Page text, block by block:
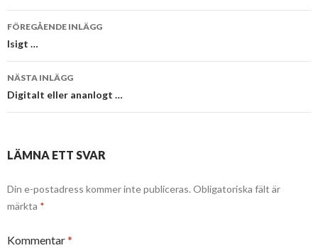
Inläggsnavigering
FÖREGÅENDE INLÄGG
Isigt …
NÄSTA INLÄGG
Digitalt eller ananlogt …
LÄMNA ETT SVAR
Din e-postadress kommer inte publiceras. Obligatoriska fält är
märkta *
Kommentar*